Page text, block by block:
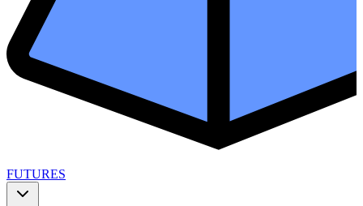
FUTURES